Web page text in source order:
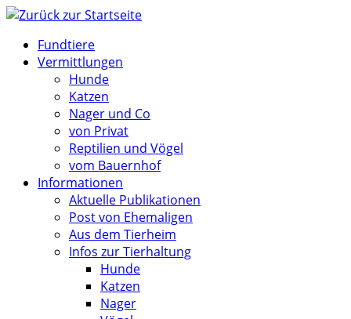
Zum
springenFundtiere
Vermittlungen
Hunde
Katzen
Nager und Co
von Privat
Reptilien und Vögel
vom Bauernhof
Informationen
Aktuelle Publikationen
Post von Ehemaligen
Aus dem Tierheim
Infos zur Tierhaltung
Hunde
Katzen
Nager